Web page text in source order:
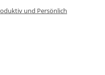
und Persönlich